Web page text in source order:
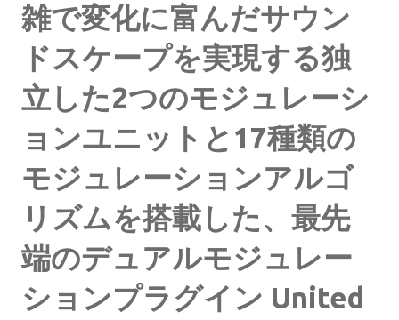
雑で変化に富んだサウン
ドスケープを実現する独
立した2つのモジュレーシ
ョンユニットと17種類の
モジュレーションアルゴ
リズムを搭載した、最先
端のデュアルモジュレー
ションプラグイン United